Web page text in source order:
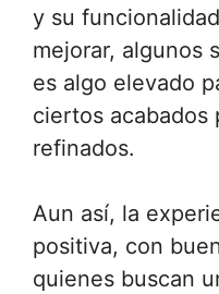
y su
mejorar, algunos
es algo elevado
ciertos acabados
refinados.
Aun así, la
positiva, con
quienes buscan